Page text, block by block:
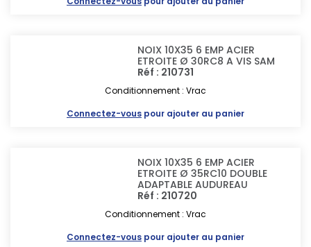
NOIX 10X35 6 EMP ACIER
ETROITE Ø 30RC8 A VIS SAM
Réf : 210731
Conditionnement : Vrac
Connectez-vous pour ajouter au panier
NOIX 10X35 6 EMP ACIER
ETROITE Ø 35RC10 DOUBLE
ADAPTABLE AUDUREAU
Réf : 210720
Conditionnement : Vrac
Connectez-vous pour ajouter au panier